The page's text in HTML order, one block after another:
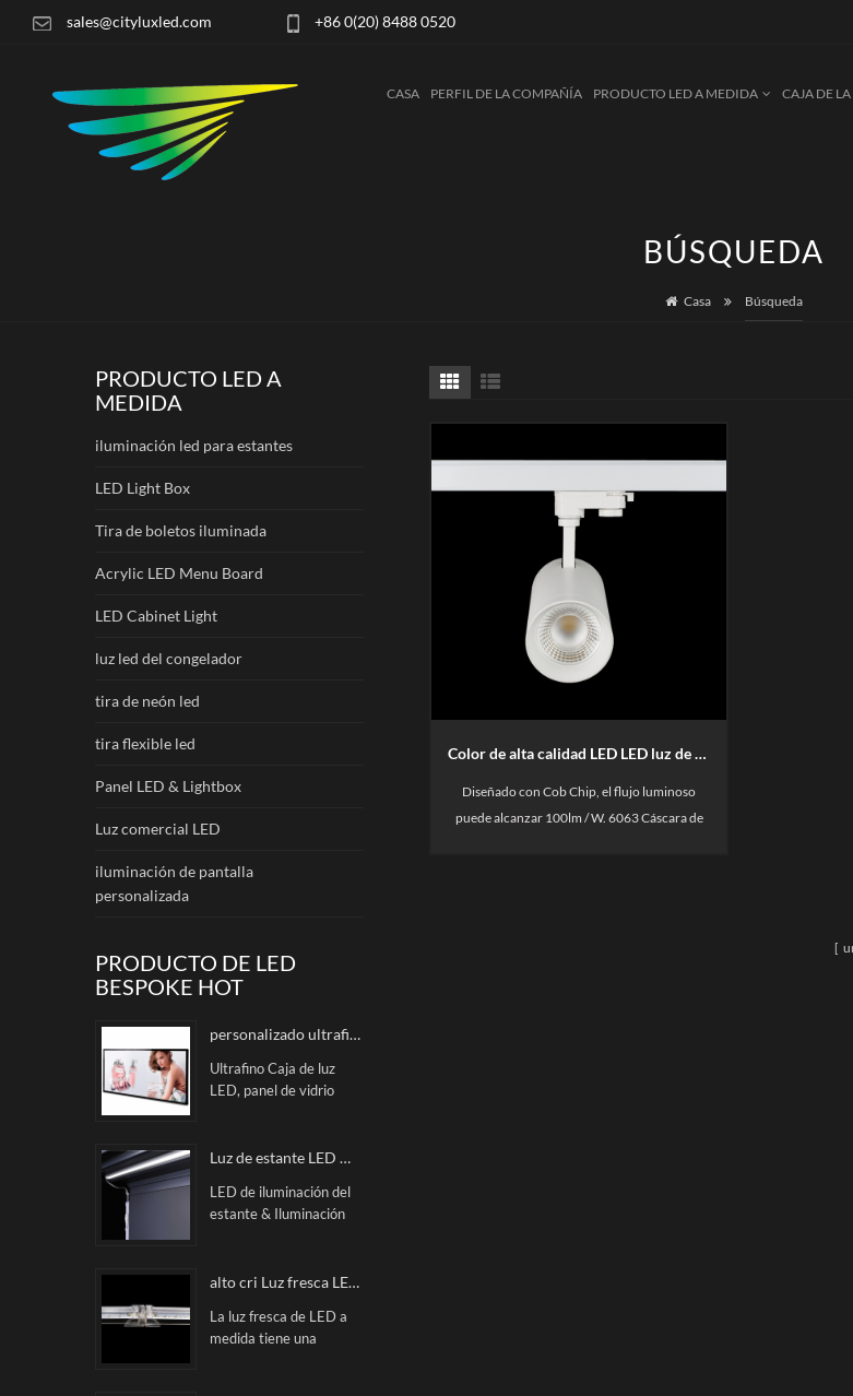
sales@cityluxled.com +86 0(20) 8488 0520
CASA PERFIL DE LA COMPAÑÍA PRODUCTO LED A MEDIDA CAJA DE
BÚSQUEDA
Casa Búsqueda
PRODUCTO LED A
MEDIDA
iluminación led para estantes
LED Light Box
Tira de boletos iluminada
Acrylic LED Menu Board
LED Cabinet Light
luz led del congelador
tira de neón led
tira flexible led
Panel LED & Lightbox
Luz comercial LED
iluminación de pantalla
personalizada
PRODUCTO DE LED
BESPOKE HOT
personalizado ultrafino Caja de luz LED
Ultrafino Caja de luz
LED, panel de vidrio
brillo, en la superficie de
planitud, no es fácil de
dañar la imagen Fácil de
Luz de estante LED magnética impecable
LED de iluminación del
estante & Iluminación
hay puntos de puntos
-Effective. Este Pista de
energía SYSDTEM está
alto cri Luz fresca LED personalizada
La luz fresca de LED a
medida tiene una
Color de alta calidad LED LED luz de color rosa
Diseñado con Cob Chip, el flujo luminoso
puede alcanzar 100lm / W. 6063 Cáscara de
[